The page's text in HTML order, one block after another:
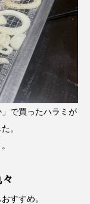
で買ったハラミが
。
すすめ。